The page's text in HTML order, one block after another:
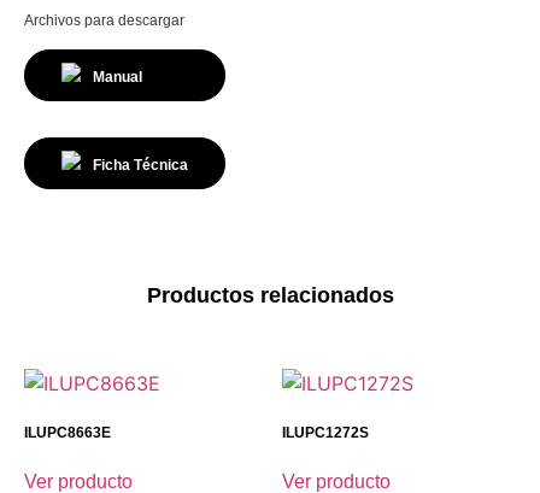
Archivos para descargar
Manual
Ficha Técnica
Productos relacionados
ILUPC8663E
Ver producto
ILUPC1272S
Ver producto